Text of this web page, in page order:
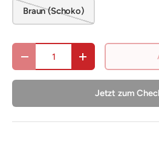
Braun (Schoko)
Anzahl
Menge verringernMenge erhöhen
Jetzt zum